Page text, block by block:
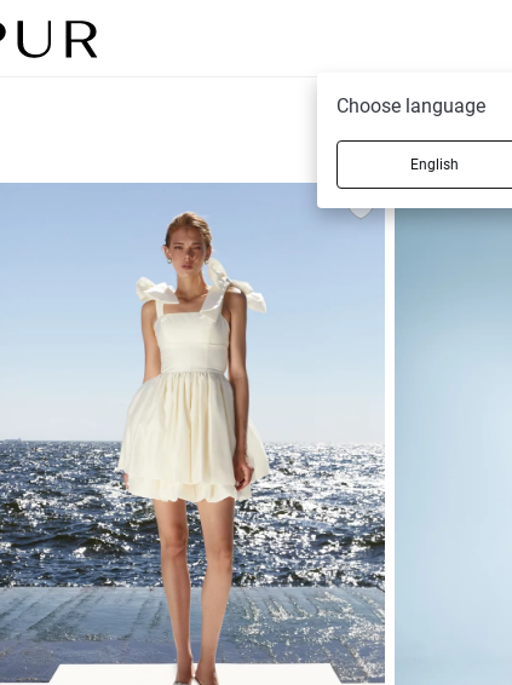
Choose language
English